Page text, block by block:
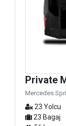
Private
Mercedes
23 Yolcu
23 Bagaj